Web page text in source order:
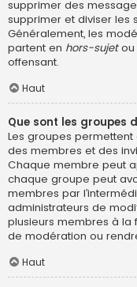
supprimer des
supprimer et diviser les
Généralement, les
partent en hors-sujetou
offensant.
Haut
Que sont les groupes
Les groupes permettent
des membres et des
Chaque membre peut
chaque groupe peut
membres par
administrateurs de
plusieurs membres à la
de modération ou
Haut